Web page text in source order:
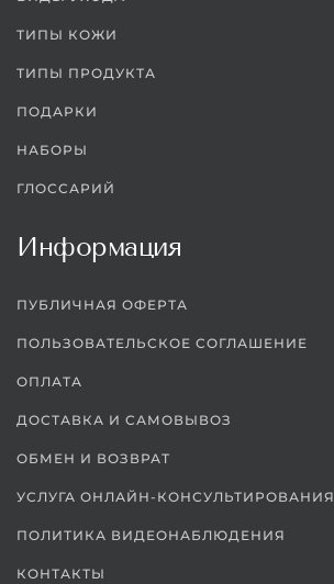
ТИПЫ КОЖИ
ТИПЫ ПРОДУКТА
ПОДАРКИ
НАБОРЫ
ГЛОССАРИЙ
Информация
ПУБЛИЧНАЯ ОФЕРТА
ПОЛЬЗОВАТЕЛЬСКОЕ СОГЛАШЕНИЕ
ОПЛАТА
ДОСТАВКА И САМОВЫВОЗ
ОБМЕН И ВОЗВРАТ
УСЛУГА ОНЛАЙН-КОНСУЛЬТИРОВАНИЯ
ПОЛИТИКА ВИДЕОНАБЛЮДЕНИЯ
КОНТАКТЫ